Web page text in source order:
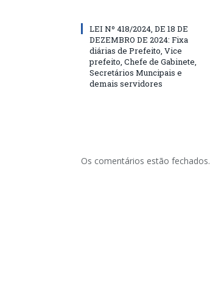
LEI Nº 418/2024, DE 18 DE
DEZEMBRO DE 2024: Fixa
diárias de Prefeito, Vice
prefeito, Chefe de Gabinete,
Secretários Muncipais e
demais servidores
Os comentários estão fechados.